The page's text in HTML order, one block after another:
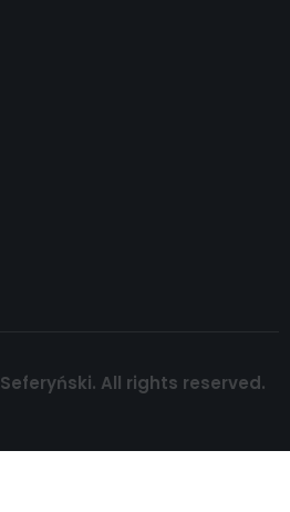
All rights reserved.